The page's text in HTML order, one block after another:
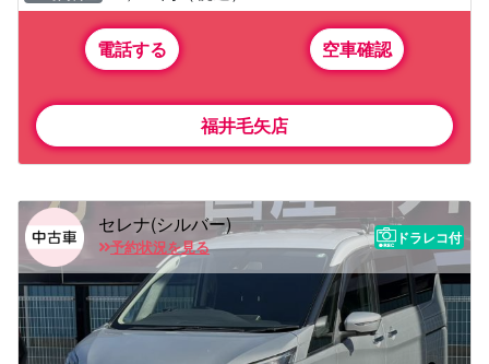
電話する 空車確認
福井毛矢店
セレナ(シルバー)
予約状況を見る
ドラレコ付